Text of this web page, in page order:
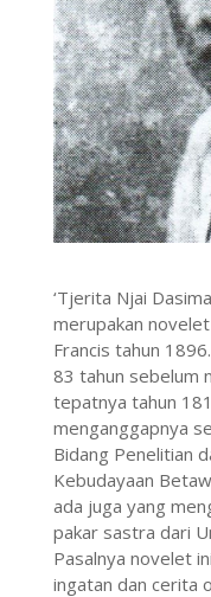
‘Tjerita Njai
merupakan
Francis tahun
83 tahun sebelum
tepatnya tahun
menganggapnya
Bidang Penelitian
Kebudayaan
ada juga yang
pakar sastra dari
Pasalnya novelet
ingatan dan cerita